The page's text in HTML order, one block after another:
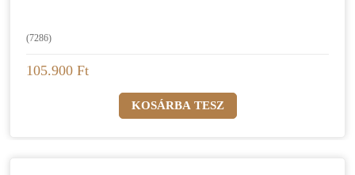
(7286)
105.900 Ft